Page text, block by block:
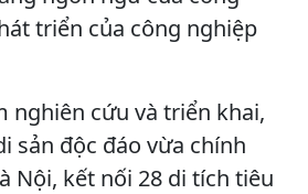
triển của công nghiệp
nghiên cứu và triển khai,
sản độc đáo vừa chính
Nội, kết nối 28 di tích tiêu